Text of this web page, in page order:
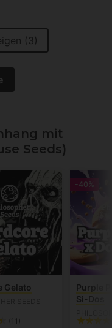
(3)
mit
Seeds)
Gelato
(11)
-40%
Purple
Si-Dos